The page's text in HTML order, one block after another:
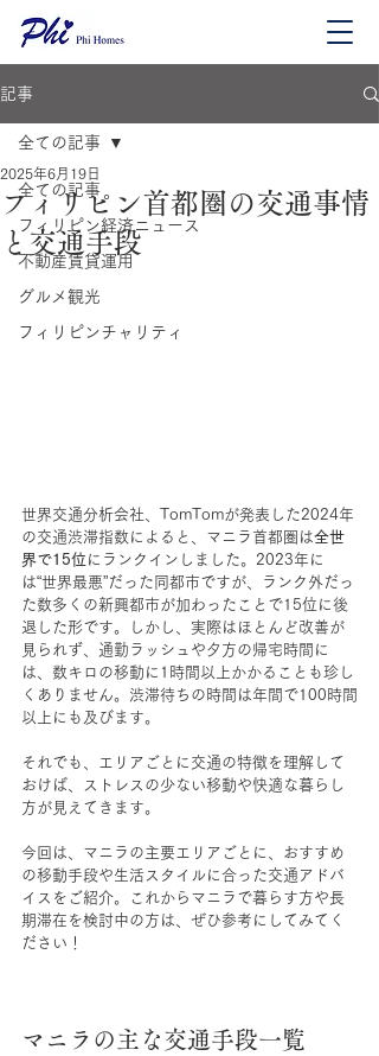
記事
全ての記事
フィリピン経済ニュース
不動産賃貸運用
グルメ観光
フィリピンチャリティ
全ての記事
フィリピン首都圏の交通事情
と交通手段
2025年6月19日
世界交通分析会社、TomTomが発表した2024年
の交通渋滞指数によると、マニラ首都圏は全世
界で15位 にランクインしました。2023年に
は“世界最悪”だった同都市ですが、ランク外だっ
た数多くの新興都市が加わったことで15位に後
退した形です。しかし、実際はほとんど改善が
見られず、通勤ラッシュや夕方の帰宅時間に
は、数キロの移動に1時間以上かかることも珍し
くありません。渋滞待ちの時間は年間で100時間
以上にも及びます。
それでも、エリアごとに交通の特徴を理解して
おけば、ストレスの少ない移動や快適な暮らし
方が見えてきます。
今回は、マニラの主要エリアごとに、おすすめ
の移動手段や生活スタイルに合った交通アドバ
イスをご紹介。これからマニラで暮らす方や長
期滞在を検討中の方は、ぜひ参考にしてみてく
ださい！
マニラの主な交通手段一覧